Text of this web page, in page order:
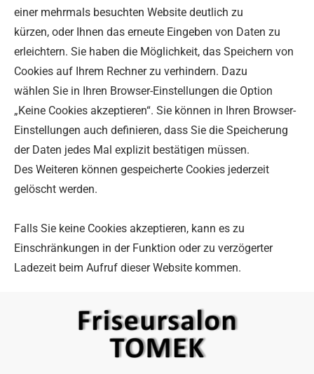
einer mehrmals besuchten Website deutlich zu
kürzen, oder Ihnen das erneute Eingeben von Daten zu
erleichtern. Sie haben die Möglichkeit, das Speichern von
Cookies auf Ihrem Rechner zu verhindern. Dazu
wählen Sie in Ihren Browser-Einstellungen die Option
„Keine Cookies akzeptieren“. Sie können in Ihren Browser-
Einstellungen auch definieren, dass Sie die Speicherung
der Daten jedes Mal explizit bestätigen müssen.
Des Weiteren können gespeicherte Cookies jederzeit
gelöscht werden.
Falls Sie keine Cookies akzeptieren, kann es zu
Einschränkungen in der Funktion oder zu verzögerter
Ladezeit beim Aufruf dieser Website kommen.